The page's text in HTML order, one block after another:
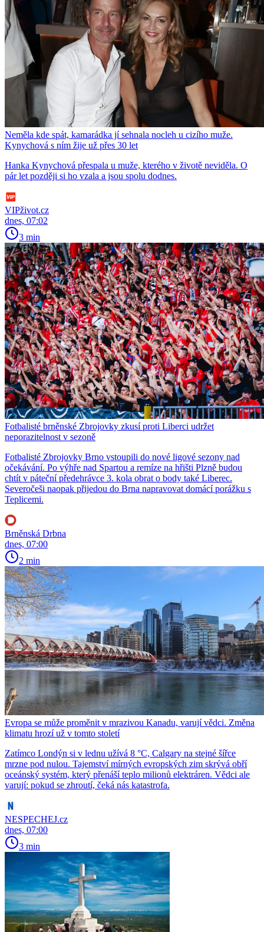
Neměla kde spát, kamarádka jí sehnala nocleh u cizího muže.
Kynychová s ním žije už přes 30 let
Hanka Kynychová přespala u muže, kterého v životě neviděla. O
pár let později si ho vzala a jsou spolu dodnes.
VIPživot.cz
dnes, 07:02
3 min
Fotbalisté brněnské Zbrojovky zkusí proti Liberci udržet
neporazitelnost v sezoně
Fotbalisté Zbrojovky Brno vstoupili do nové ligové sezony nad
očekávání. Po výhře nad Spartou a remíze na hřišti Plzně budou
chtít v páteční předehrávce 3. kola obrat o body také Liberec.
Severočeši naopak přijedou do Brna napravovat domácí porážku s
Teplicemi.
Brněnská Drbna
dnes, 07:00
2 min
Evropa se může proměnit v mrazivou Kanadu, varují vědci. Změna
klimatu hrozí už v tomto století
Zatímco Londýn si v lednu užívá 8 °C, Calgary na stejné šířce
mrzne pod nulou. Tajemství mírných evropských zim skrývá obří
oceánský systém, který přenáší teplo milionů elektráren. Vědci ale
varují: pokud se zhroutí, čeká nás katastrofa.
NESPECHEJ.cz
dnes, 07:00
3 min